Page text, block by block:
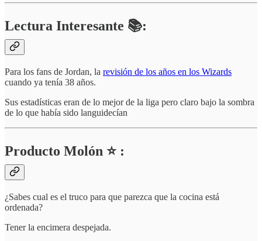
Lectura Interesante 📚:
Para los fans de Jordan, la revisión de los años en los Wizards
cuando ya tenía 38 años.
Sus estadísticas eran de lo mejor de la liga pero claro bajo la sombra
de lo que había sido languidecían
Producto Molón ⭐ :
¿Sabes cual es el truco para que parezca que la cocina está
ordenada?
Tener la encimera despejada.